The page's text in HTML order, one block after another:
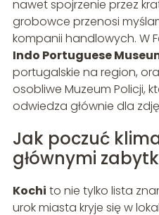
nawet spojrzenie przez
grobowce przenosi
kompanii handlowych. W
Indo Portuguese
portugalskie na region,
osobliwe Muzeum Policji,
odwiedza głównie dla
Jak poczuć
głównymi
Kochi to nie tylko lista
urok miasta kryje się w